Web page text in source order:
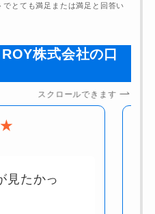
とても満足または満足と回答い
株式会社の口
スクロールできます
見たかっ